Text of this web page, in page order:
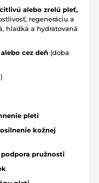
alebo zrelú pleť,
regeneráciu a
hladká a hydratovaná
cez deň (doba
pleti
kožnej
pružnosti